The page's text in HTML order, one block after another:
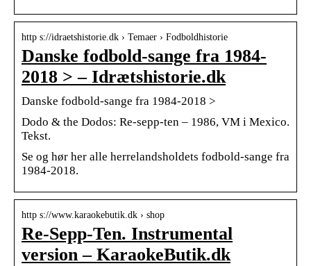
http s://idraetshistorie.dk › Temaer › Fodboldhistorie
Danske fodbold-sange fra 1984-
2018 > – Idrætshistorie.dk
Danske fodbold-sange fra 1984-2018 >
Dodo & the Dodos: Re-sepp-ten – 1986, VM i Mexico.
Tekst.
Se og hør her alle herrelandsholdets fodbold-sange fra
1984-2018.
http s://www.karaokebutik.dk › shop
Re-Sepp-Ten. Instrumental
version – KaraokeButik.dk